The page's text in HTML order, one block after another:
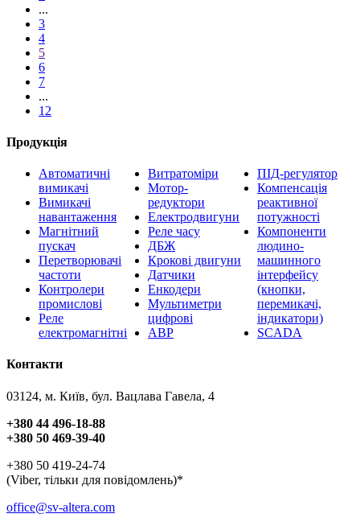
...
3
4
5
6
7
...
12
Продукція
Автоматичні
вимикачі
Вимикачі
навантаження
Магнітний
пускач
Перетворювачі
частоти
Контролери
промислові
Реле
електромагнітні
Витратоміри
Мотор-
редуктори
Електродвигуни
Реле часу
ДБЖ
Крокові двигуни
Датчики
Енкодери
Мультиметри
цифрові
АВР
ПІД-регулятор
Компенсація
реактивної
потужності
Компоненти
людино-
машинного
інтерфейсу
(кнопки,
перемикачі,
індикатори)
SCADA
Контакти
03124, м. Київ, бул. Вацлава Гавела, 4
+380 44 496-18-88
+380 50 469-39-40
+380 50 419-24-74
(Viber, тільки для повідомлень)*
office@sv-altera.com